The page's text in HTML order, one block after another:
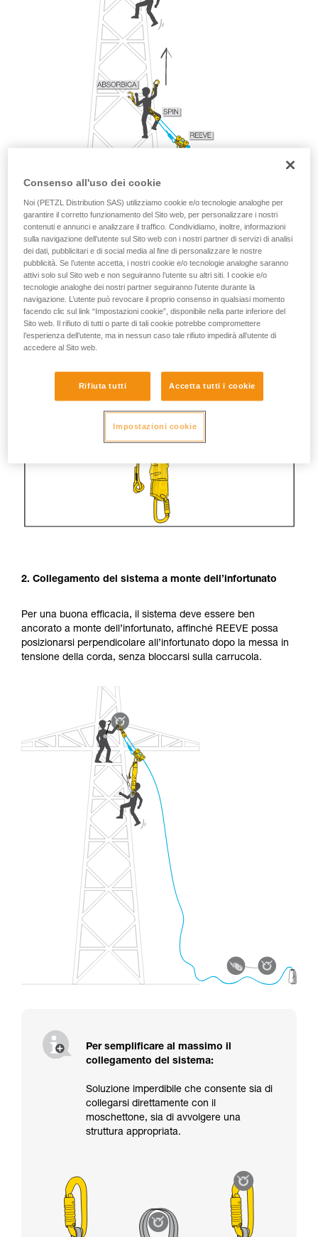
2. Collegamento del sistema a monte dell’infortunato
Per una buona efficacia, il sistema deve essere ben
ancorato a monte dell’infortunato, affinché REEVE possa
posizionarsi perpendicolare all’infortunato dopo la messa in
tensione della corda, senza bloccarsi sulla carrucola.
Per semplificare al massimo il
collegamento del sistema:
Soluzione imperdibile che consente sia di
collegarsi direttamente con il
moschettone, sia di avvolgere una
struttura appropriata.
Consenso all'uso dei cookie
Noi (PETZL Distribution SAS) utilizziamo cookie e/o tecnologie analoghe per
garantire il corretto funzionamento del Sito web, per personalizzare i nostri
contenuti e annunci e analizzare il traffico. Condividiamo, inoltre, informazioni
sulla navigazione dell’utente sul Sito web con i nostri partner di servizi di analisi
dei dati, pubblicitari e di social media al fine di personalizzare le nostre
pubblicità. Se l’utente accetta, i nostri cookie e/o tecnologie analoghe saranno
attivi solo sul Sito web e non seguiranno l’utente su altri siti. I cookie e/o
tecnologie analoghe dei nostri partner seguiranno l’utente durante la
navigazione. L’utente può revocare il proprio consenso in qualsiasi momento
facendo clic sul link “Impostazioni cookie”, disponibile nella parte inferiore del
Sito web. Il rifiuto di tutti o parte di tali cookie potrebbe compromettere
l’esperienza dell’utente, ma in nessun caso tale rifiuto impedirà all’utente di
accedere al Sito web.
Rifiuta tutti Accetta tutti i cookie
Impostazioni cookie